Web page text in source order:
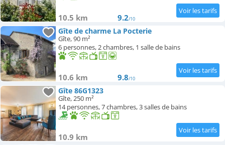
10.5 km 9.2/10
Gîte de charme La Pocterie
Gîte, 90 m²
6 personnes, 2 chambres, 1 salle de bains
10.6 km 9.8/10
Gîte 86G1323
Gîte, 250 m²
14 personnes, 7 chambres, 3 salles de bains
10.9 km